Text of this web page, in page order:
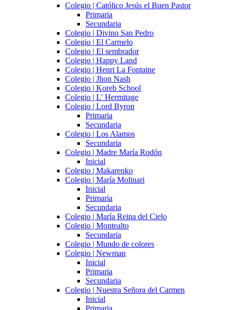
Colegio | Católico Jesús el Buen Pastor
Primaria
Secundaria
Colegio | Divino San Pedro
Colegio | El Carmelo
Colegio | El sembrador
Colegio | Happy Land
Colegio | Henri La Fontaine
Colegio | Jhon Nash
Colegio | Koreb School
Colegio | L' Hermitage
Colegio | Lord Byron
Primaria
Secundaria
Colegio | Los Alamos
Secundaria
Colegio | Madre María Rodón
Inicial
Colegio | Makarenko
Colegio | María Molinari
Inicial
Primaria
Secundaria
Colegio | María Reina del Cielo
Colegio | Montealto
Secundaria
Colegio | Mundo de colores
Colegio | Newman
Inicial
Primaria
Secundaria
Colegio | Nuestra Señora del Carmen
Inicial
Primaria